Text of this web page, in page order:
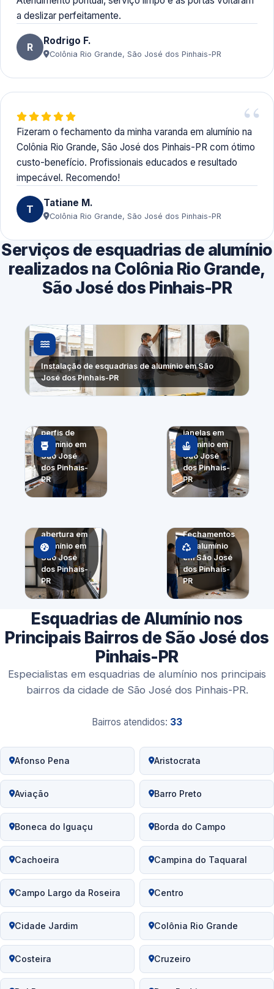
a deslizar perfeitamente.
R Rodrigo F.
Colônia Rio Grande, São José dos Pinhais-PR
Fizeram o fechamento da minha varanda em alumínio na
Colônia Rio Grande, São José dos Pinhais-PR com ótimo
custo-benefício. Profissionais educados e resultado
impecável. Recomendo!
T Tatiane M.
Colônia Rio Grande, São José dos Pinhais-PR
Serviços de esquadrias de alumínio
realizados na Colônia Rio Grande,
São José dos Pinhais-PR
Instalação de esquadrias de alumínio em São
José dos Pinhais-PR
perfis de
alumínio em
São José
dos Pinhais-
PR
janelas em
alumínio em
São José
dos Pinhais-
PR
abertura em
alumínio em
São José
dos Pinhais-
PR
Fechamentos
em alumínio
em São José
dos Pinhais-
PR
Esquadrias de Alumínio nos
Principais Bairros de São José dos
Pinhais-PR
Especialistas em esquadrias de alumínio nos principais
bairros da cidade de São José dos Pinhais-PR.
Bairros atendidos: 33
Afonso Pena Aristocrata
Aviação Barro Preto
Boneca do Iguaçu Borda do Campo
Cachoeira Campina do Taquaral
Campo Largo da Roseira Centro
Cidade Jardim Colônia Rio Grande
Costeira Cruzeiro